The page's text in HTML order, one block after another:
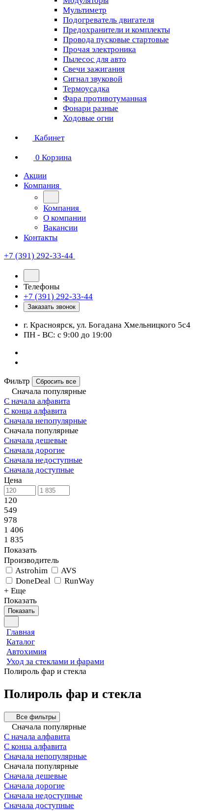
Мультиметр
Подогреватель двигателя
Предохранители и комплекты
Провода пусковые стартовые
Прочая электроника
Пылесос для авто
Свечи зажигания
Сигнал звуковой
Термоусадка
Фара противотуманная
Фонари разные
Ходовые огни
Кабинет
0 Корзина
Акции
Компания
Компания
О компании
Вакансии
Контакты
+7 (391) 292-33-44
Телефоны
+7 (391) 292-33-44
Заказать звонок
г. Красноярск, ул. Богадана Хмельницкого 5с4
ПН - ВС: с 9:00 до 19:00
Фильтр Сбросить все
Сначала популярные
С начала алфавита
С конца алфавита
Сначала непопулярные
Сначала популярные
Сначала дешевые
Сначала дорогие
Сначала недоступные
Сначала доступные
Цена
120
549
978
1 406
1 835
Показать
Производитель
Astrohim
AVS
DoneDeal
RunWay
+ Еще
Показать
Показать
Главная
Каталог
Автохимия
Уход за стеклами и фарами
Полироль фар и стекла
Полироль фар и стекла
Все фильтры
Сначала популярные
С начала алфавита
С конца алфавита
Сначала непопулярные
Сначала популярные
Сначала дешевые
Сначала дорогие
Сначала недоступные
Сначала доступные